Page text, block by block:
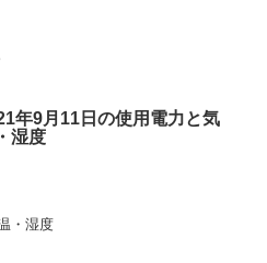
年9月11日の使用電力と気
湿度
・湿度